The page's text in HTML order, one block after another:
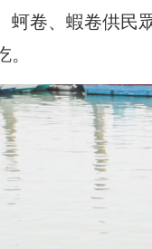
蚵卷、蝦卷供民
。